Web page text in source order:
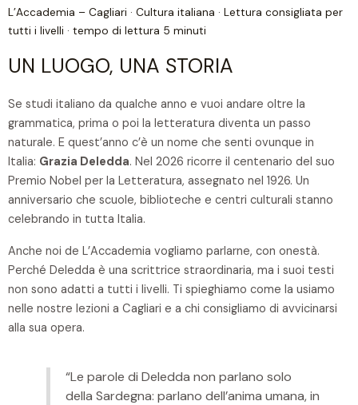
L’Accademia – Cagliari · Cultura italiana · Lettura consigliata per
tutti i livelli · tempo di lettura 5 minuti
UN LUOGO, UNA STORIA
Se studi italiano da qualche anno e vuoi andare oltre la
grammatica, prima o poi la letteratura diventa un passo
naturale. E quest’anno c’è un nome che senti ovunque in
Italia: Grazia Deledda. Nel 2026 ricorre il centenario del suo
Premio Nobel per la Letteratura, assegnato nel 1926. Un
anniversario che scuole, biblioteche e centri culturali stanno
celebrando in tutta Italia.
Anche noi de L’Accademia vogliamo parlarne, con onestà.
Perché Deledda è una scrittrice straordinaria, ma i suoi testi
non sono adatti a tutti i livelli. Ti spieghiamo come la usiamo
nelle nostre lezioni a Cagliari e a chi consigliamo di avvicinarsi
alla sua opera.
“Le parole di Deledda non parlano solo
della Sardegna: parlano dell’anima umana, in